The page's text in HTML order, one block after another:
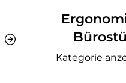
Kategorie